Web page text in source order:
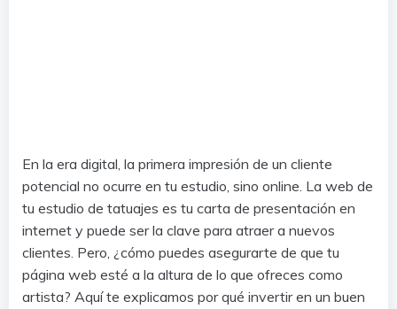
En la era digital, la primera impresión de un cliente
potencial no ocurre en tu estudio, sino online. La web de
tu estudio de tatuajes es tu carta de presentación en
internet y puede ser la clave para atraer a nuevos
clientes. Pero, ¿cómo puedes asegurarte de que tu
página web esté a la altura de lo que ofreces como
artista? Aquí te explicamos por qué invertir en un buen